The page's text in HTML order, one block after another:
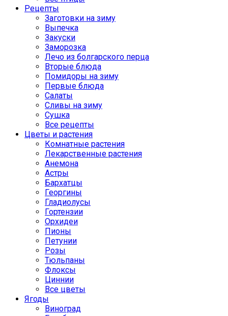
Рецепты
Заготовки на зиму
Выпечка
Закуски
Заморозка
Лечо из болгарского перца
Вторые блюда
Помидоры на зиму
Первые блюда
Салаты
Сливы на зиму
Сушка
Все рецепты
Цветы и растения
Комнатные растения
Лекарственные растения
Анемона
Астры
Бархатцы
Георгины
Гладиолусы
Гортензии
Орхидеи
Пионы
Петунии
Розы
Тюльпаны
Флоксы
Циннии
Все цветы
Ягоды
Виноград